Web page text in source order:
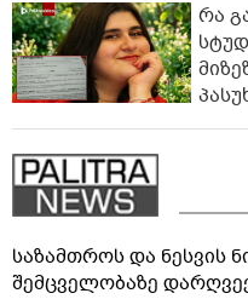
რა
საზამთროს და ნესვის
შემცველობაზე